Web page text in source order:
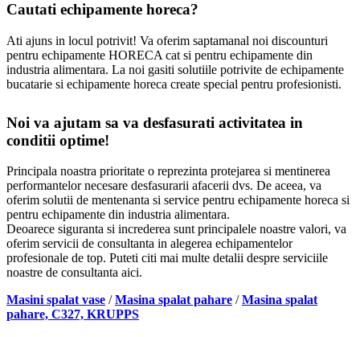
Cautati echipamente horeca?
Ati ajuns in locul potrivit! Va oferim saptamanal noi discounturi
pentru echipamente HORECA cat si pentru echipamente din
industria alimentara. La noi gasiti solutiile potrivite de echipamente
bucatarie si echipamente horeca create special pentru profesionisti.
Noi va ajutam sa va desfasurati activitatea in
conditii optime!
Principala noastra prioritate o reprezinta protejarea si mentinerea
performantelor necesare desfasurarii afacerii dvs. De aceea, va
oferim solutii de mentenanta si service pentru echipamente horeca si
pentru echipamente din industria alimentara.
Deoarece siguranta si increderea sunt principalele noastre valori, va
oferim servicii de consultanta in alegerea echipamentelor
profesionale de top. Puteti citi mai multe detalii despre serviciile
noastre de consultanta aici.
Masini spalat vase /Masina spalat pahare /Masina spalat
pahare, C327, KRUPPS